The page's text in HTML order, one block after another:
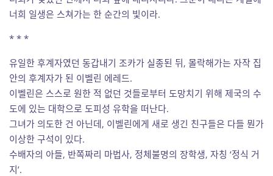
너희 일생은 스쳐가는 한 순간의 빛이라.
* * *
유일한 후계자였던 동갑내기 조카가 실종된 뒤, 몰락해가는 자작 집
안의 후계자가 된 이벨린 에레드.
이벨린은 스스로 원한 적 없던 것들로부터 도망치기 위해 제국의 수
도에 있는 대학으로 도피성 유학을 떠난다.
그녀가 의도한 건 아닌데, 이벨린에게 새로 생긴 친구들은 다들 뭔가
이상한 구석이 있다.
수배자의 아들, 반쪽짜리 마법사, 정체불명의 장학생, 자칭 ‘정식 거
지’.